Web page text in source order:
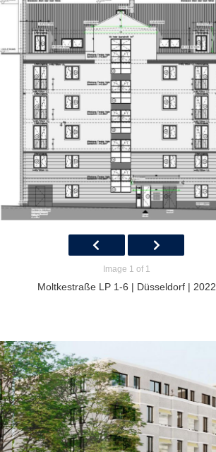
Image 1 of 1
Moltkestraße LP 1-6 | Düsseldorf | 2022